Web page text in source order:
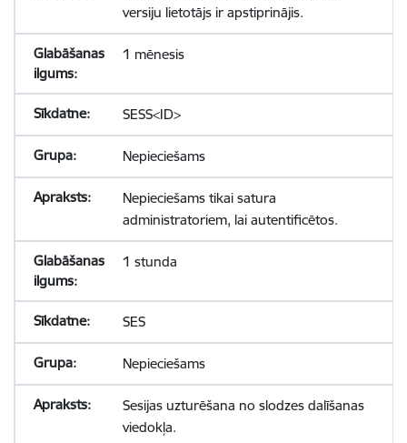
versiju lietotājs ir apstiprinājis.
1 mēnesis
SESS<ID>
Nepieciešams
Nepieciešams tikai satura
administratoriem, lai autentificētos.
1 stunda
SES
Nepieciešams
Sesijas uzturēšana no slodzes dalīšanas
viedokļa.